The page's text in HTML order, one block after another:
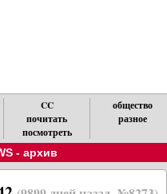
CC
почитать
посмотреть
общество
разное
- архив